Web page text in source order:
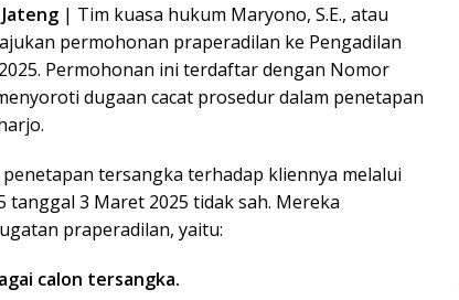
| Tim kuasa hukum Maryono, S.E., atau
permohonan praperadilan ke Pengadilan
Permohonan ini terdaftar dengan Nomor
dugaan cacat prosedur dalam penetapan
tersangka terhadap kliennya melalui
tanggal 3 Maret 2025 tidak sah. Mereka
praperadilan, yaitu:
calon tersangka.